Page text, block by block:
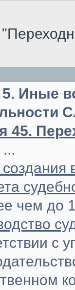
5. Иные
45.
чем до
с